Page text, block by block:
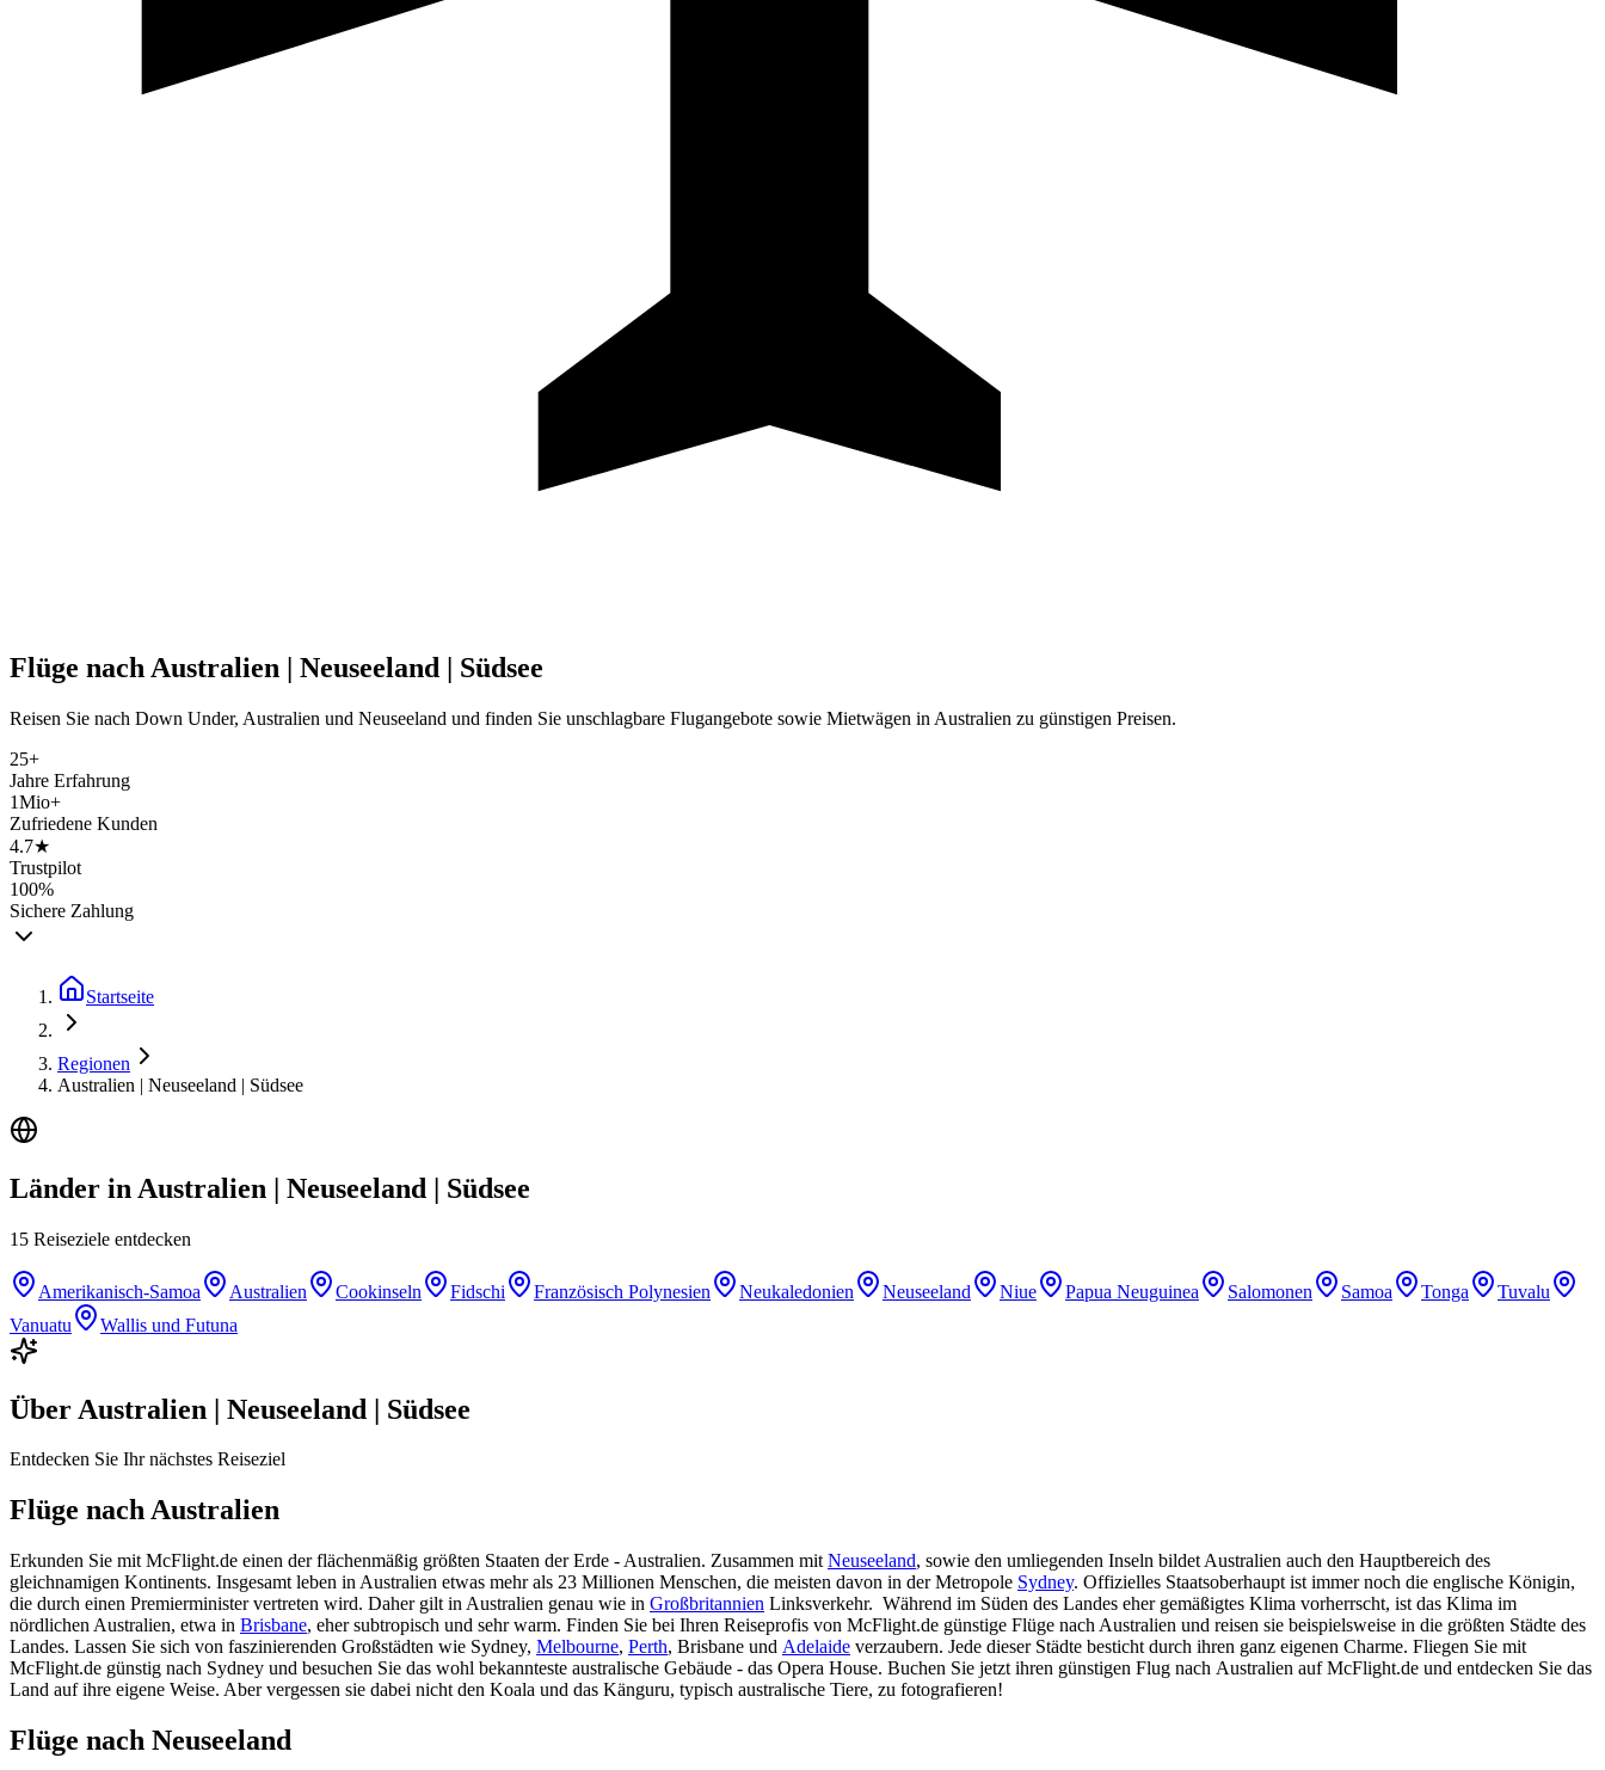
Flüge nach Australien | Neuseeland | Südsee
Reisen Sie nach Down Under, Australien und Neuseeland und finden Sie unschlagbare Flugangebote sowie Mietwägen in Australien zu günstigen Preisen.
25+
Jahre Erfahrung
1Mio+
Zufriedene Kunden
4.7★
Trustpilot
100%
Sichere Zahlung
Startseite
Regionen
Australien | Neuseeland | Südsee
Länder in Australien | Neuseeland | Südsee
15 Reiseziele entdecken
Amerikanisch-Samoa Australien Cookinseln Fidschi Französisch Polynesien Neukaledonien Neuseeland Niue Papua Neuguinea Salomonen Samoa Tonga
Tuvalu
Vanuatu
Wallis und Futuna
Über Australien | Neuseeland | Südsee
Entdecken Sie Ihr nächstes Reiseziel
Flüge nach Australien
Erkunden Sie mit McFlight.de einen der flächenmäßig größten Staaten der Erde - Australien. Zusammen mit Neuseeland, sowie den umliegenden Inseln bildet Australien auch den Hauptbereich des
gleichnamigen Kontinents. Insgesamt leben in Australien etwas mehr als 23 Millionen Menschen, die meisten davon in der Metropole Sydney. Offizielles Staatsoberhaupt ist immer noch die englische Königin,
die durch einen Premierminister vertreten wird. Daher gilt in Australien genau wie in Großbritannien Linksverkehr. Während im Süden des Landes eher gemäßigtes Klima vorherrscht, ist das Klima im
nördlichen Australien, etwa in Brisbane, eher subtropisch und sehr warm. Finden Sie bei Ihren Reiseprofis von McFlight.de günstige Flüge nach Australien und reisen sie beispielsweise in die größten Städte des
Landes. Lassen Sie sich von faszinierenden Großstädten wie Sydney, Melbourne, Perth, Brisbane und Adelaide verzaubern. Jede dieser Städte besticht durch ihren ganz eigenen Charme. Fliegen Sie mit
McFlight.de günstig nach Sydney und besuchen Sie das wohl bekannteste australische Gebäude - das Opera House. Buchen Sie jetzt ihren günstigen Flug nach Australien auf McFlight.de und entdecken Sie das
Land auf ihre eigene Weise. Aber vergessen sie dabei nicht den Koala und das Känguru, typisch australische Tiere, zu fotografieren!
Flüge nach Neuseeland